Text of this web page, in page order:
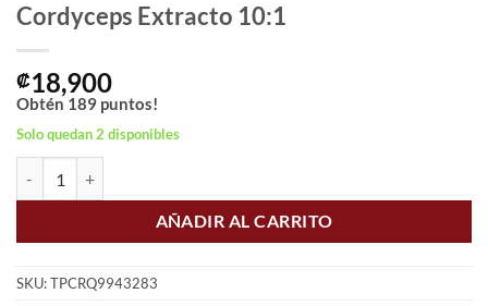
Cordyceps Extracto 10:1
₡18,900
Obtén 189 puntos!
Solo quedan 2 disponibles
AÑADIR AL CARRITO
SKU:TPCRQ9943283